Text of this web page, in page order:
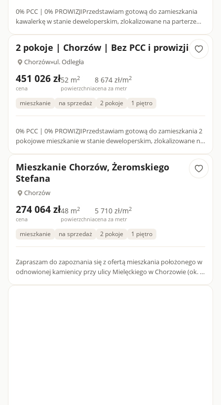
0% PCC | 0% PROWIZJIPrzedstawiam gotową do zamieszkania
kawalerkę w stanie deweloperskim, zlokalizowane na parterze
2 pokoje | Chorzów | Bez PCC i prowizji
Chorzów»ul. Odległa
451 026 zł
cena
52 m2
powierzchnia
8 674 zł/m2
cena za metr
mieszkanie na sprzedaż 2 pokoje 1 piętro
0% PCC | 0% PROWIZJIPrzedstawiam gotową do zamieszkania 2
pokojowe mieszkanie w stanie deweloperskim, zlokalizowane na
Mieszkanie Chorzów, Żeromskiego
Stefana
Chorzów
274 064 zł
cena
48 m2
powierzchnia
5 710 zł/m2
cena za metr
mieszkanie na sprzedaż 2 pokoje 1 piętro
Zapraszam do zapoznania się z ofertą mieszkania położonego w
odnowionej kamienicy przy ulicy Mielęckiego w Chorzowie (ok. 1